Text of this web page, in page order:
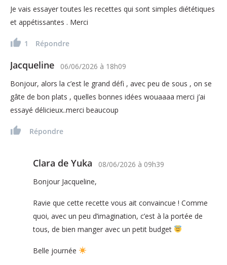
Je vais essayer toutes les recettes qui sont simples diététiques
et appétissantes . Merci
1 Répondre
Jacqueline 06/06/2026 à 18h09
Bonjour, alors la c’est le grand défi , avec peu de sous , on se
gâte de bon plats , quelles bonnes idées wouaaaa merci j’ai
essayé délicieux..merci beaucoup
Répondre
Clara de Yuka 08/06/2026 à 09h39
Bonjour Jacqueline,
Ravie que cette recette vous ait convaincue ! Comme
quoi, avec un peu d’imagination, c’est à la portée de
tous, de bien manger avec un petit budget
Belle journée